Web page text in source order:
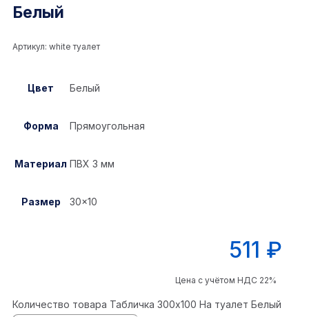
Белый
Артикул: white туалет
Цвет Белый
Форма Прямоугольная
Материал ПВХ 3 мм
Размер 30×10
511 ₽
Цена с учётом НДС 22%
Количество товара Табличка 300x100 На туалет Белый